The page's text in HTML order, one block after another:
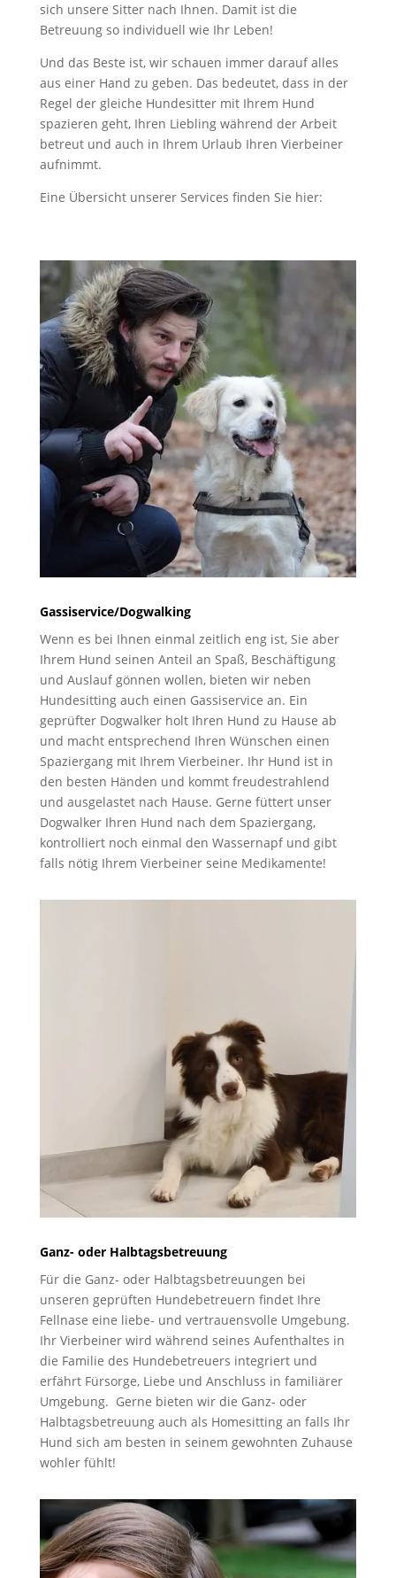
sich unsere Sitter nach Ihnen. Damit ist die
Betreuung so individuell wie Ihr Leben!
Und das Beste ist, wir schauen immer darauf alles
aus einer Hand zu geben. Das bedeutet, dass in der
Regel der gleiche Hundesitter mit Ihrem Hund
spazieren geht, Ihren Liebling während der Arbeit
betreut und auch in Ihrem Urlaub Ihren Vierbeiner
aufnimmt.
Eine Übersicht unserer Services finden Sie hier:
Gassiservice/Dogwalking
Wenn es bei Ihnen einmal zeitlich eng ist, Sie aber
Ihrem Hund seinen Anteil an Spaß, Beschäftigung
und Auslauf gönnen wollen, bieten wir neben
Hundesitting auch einen Gassiservice an. Ein
geprüfter Dogwalker holt Ihren Hund zu Hause ab
und macht entsprechend Ihren Wünschen einen
Spaziergang mit Ihrem Vierbeiner. Ihr Hund ist in
den besten Händen und kommt freudestrahlend
und ausgelastet nach Hause. Gerne füttert unser
Dogwalker Ihren Hund nach dem Spaziergang,
kontrolliert noch einmal den Wassernapf und gibt
falls nötig Ihrem Vierbeiner seine Medikamente!
Ganz- oder Halbtagsbetreuung
Für die Ganz- oder Halbtagsbetreuungen bei
unseren geprüften Hundebetreuern findet Ihre
Fellnase eine liebe- und vertrauensvolle Umgebung.
Ihr Vierbeiner wird während seines Aufenthaltes in
die Familie des Hundebetreuers integriert und
erfährt Fürsorge, Liebe und Anschluss in familiärer
Umgebung. Gerne bieten wir die Ganz- oder
Halbtagsbetreuung auch als Homesitting an falls Ihr
Hund sich am besten in seinem gewohnten Zuhause
wohler fühlt!